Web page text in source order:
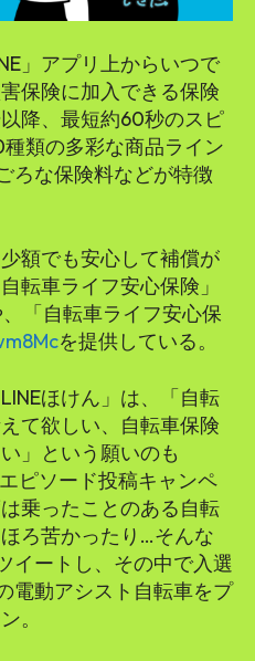
」アプリ上からいつで
保険に加入できる保険
降、最短約60秒のスピ
類の多彩な商品ライン
ろな保険料などが特徴
額でも安心して補償が
転車ライフ安心保険」
「自転車ライフ安心保
を提供している。
ほけん」は、「自転
て欲しい、自転車保険
」という願いのも
ピソード投稿キャンペ
乗ったことのある自転
ろ苦かったり…そんな
イートし、その中で入選
電動アシスト自転車をプ
。